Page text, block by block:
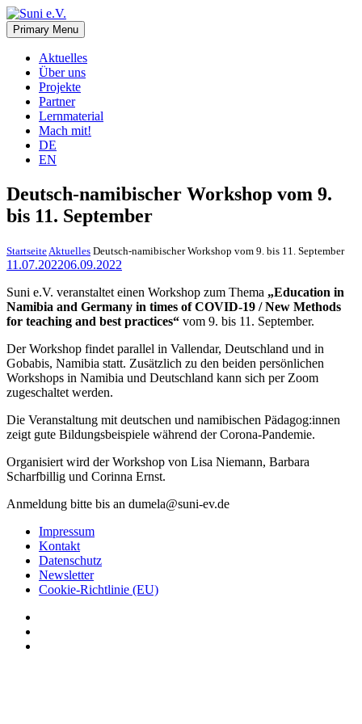
Skip
to
content
Suni e.V.
Deutsch-Namibischer Verein, zur Umsetzung der UN-
Nachhaltigkeitsziele
Primary Menu
Aktuelles
Über uns
Projekte
Partner
Lernmaterial
Mach mit!
DE
EN
Deutsch-namibischer Workshop vom 9.
bis 11. September
Startseite Aktuelles Deutsch-namibischer Workshop vom 9. bis 11. September
11.07.202206.09.2022
Suni e.V. veranstaltet einen Workshop zum Thema „Education in
Namibia and Germany in times of COVID-19 / New Methods
for teaching and best practices“ vom 9. bis 11. September.
Der Workshop findet parallel in Vallendar, Deutschland und in
Gobabis, Namibia statt. Zusätzlich zu den beiden persönlichen
Workshops in Namibia und Deutschland kann sich per Zoom
zugeschaltet werden.
Die Veranstaltung mit deutschen und namibischen Pädagog:innen
zeigt gute Bildungsbeispiele während der Corona-Pandemie.
Organisiert wird der Workshop von Lisa Niemann, Barbara
Scharfbillig und Corinna Ernst.
Anmeldung bitte bis an dumela@suni-ev.de
Impressum
Kontakt
Datenschutz
Newsletter
Cookie-Richtlinie (EU)